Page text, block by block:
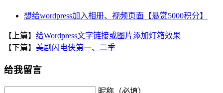
想给wordpress加入相册、视频页面【悬赏5000积分】
【上篇】 给Wordpress文字链接或图片添加灯箱效果
【下篇】 美剧闪电侠第一、二季
给我留言